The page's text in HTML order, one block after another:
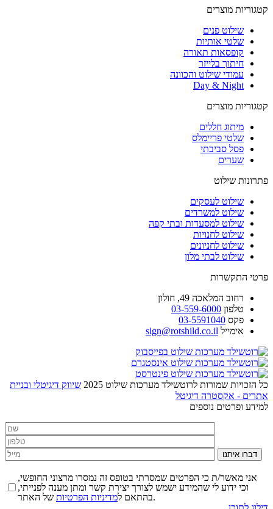
קטגוריות מוצרים
שילוט פנים
שלטי אותיות
קופסאות תאורה
חיתוך בלייזר
עמודי שילוט והכוונה
Day & Night
קטגוריות מוצרים
מיתוג חללים
שלטי פריימלס
פסל סביבתי
שערים
פתרונות שילוט
שילוט לעסקים
שילוט למשרדים
שילוט למסעדות ובתי קפה
שילוט לחנויות
שילוט לחניונים
שילוט לבתי מלון
פרטי התקשרות
רחוב המלאכה 49, חולון
טלפון 03-559-6000
פקס 03-5591040
אימייל sign@rotshild.co.il
כל הזכויות שמורות לרוטשילד מערכות שילוט 2025
שיווק דיגיטלי ובניית
אתרים - אקסטרה דיגיטל
למידע ופרטים נוספים
דברו איתנו
אני מאשר/ת כי הפרטים שמסרתי בטופס זה נמסרו מרצוני החופשי,
וכי ידוע לי שהמידע ישמש לצורך יצירת קשר ומתן מענה לפנייתי,
בהתאם למדיניות הפרטיות
של האתר.